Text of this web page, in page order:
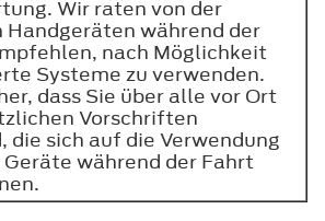
Wir raten von der
Handgeräten während der
nach Möglichkeit
Systeme zu verwenden.
dass Sie über alle vor Ort
Vorschriften
die sich auf die Verwendung
während der Fahrt